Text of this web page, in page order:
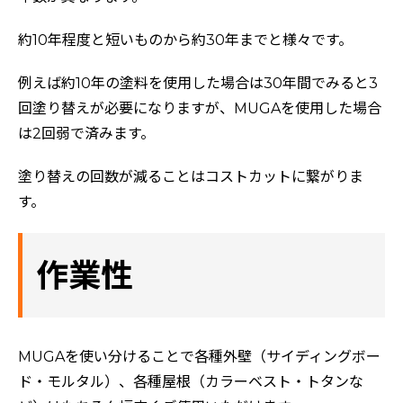
約10年程度と短いものから約30年までと様々です。
例えば約10年の塗料を使用した場合は30年間でみると3
回塗り替えが必要になりますが、MUGAを使用した場合
は2回弱で済みます。
塗り替えの回数が減ることはコストカットに繋がりま
す。
作業性
MUGAを使い分けることで各種外壁（サイディングボー
ド・モルタル）、各種屋根（カラーベスト・トタンな